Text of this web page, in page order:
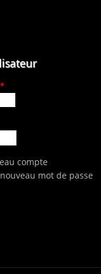
*
compte
mot de passe